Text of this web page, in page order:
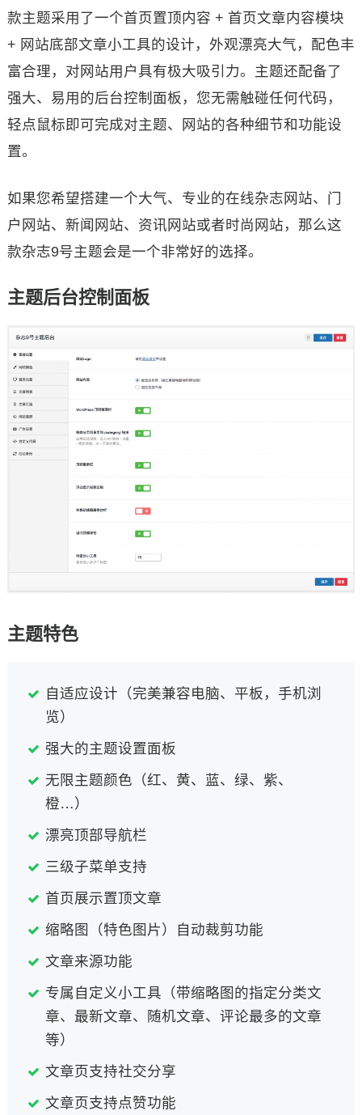
款主题采用了一个首页置顶内容 + 首页文章内容模块
+ 网站底部文章小工具的设计，外观漂亮大气，配色丰
富合理，对网站用户具有极大吸引力。主题还配备了
强大、易用的后台控制面板，您无需触碰任何代码，
轻点鼠标即可完成对主题、网站的各种细节和功能设
置。
如果您希望搭建一个大气、专业的在线杂志网站、门
户网站、新闻网站、资讯网站或者时尚网站，那么这
款杂志9号主题会是一个非常好的选择。
主题后台控制面板
主题特色
自适应设计（完美兼容电脑、平板，手机浏
览）
强大的主题设置面板
无限主题颜色（红、黄、蓝、绿、紫、
橙…）
漂亮顶部导航栏
三级子菜单支持
首页展示置顶文章
缩略图（特色图片）自动裁剪功能
文章来源功能
专属自定义小工具（带缩略图的指定分类文
章、最新文章、随机文章、评论最多的文章
等）
文章页支持社交分享
文章页支持点赞功能